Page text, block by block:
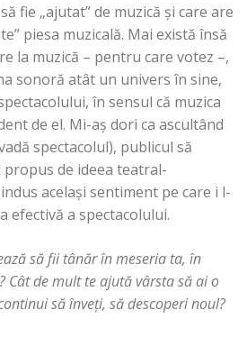
fie „ajutat” de muzică şi care are
piesa muzicală. Mai există însă
la muzică – pentru care votez –,
sonoră atât un univers în sine,
în sensul că muzica
de el. Mi-aş dori ca ascultând
spectacolul), publicul să
de ideea teatral-
acelaşi sentiment pe care i l-
efectivă a spectacolului.
să fii tânăr în meseria ta, în
Cât de mult te ajută vârsta să ai o
să înveţi, să descoperi noul?